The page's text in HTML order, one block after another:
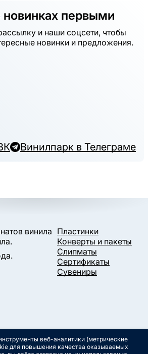
новинках первыми
и наши соцсети, чтобы
новинки и предложения.
Винилпарк в Телеграме
винила Пластинки
Конверты и пакеты
Слипматы
Сертификаты
Сувениры
веб-аналитики (метрические
для повышения качества оказываемых